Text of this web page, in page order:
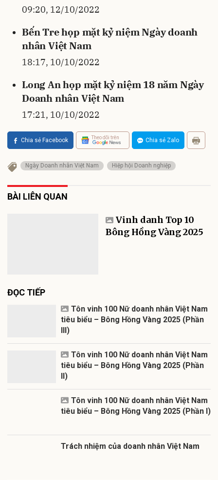
09:20, 12/10/2022
Bến Tre họp mặt kỷ niệm Ngày doanh
nhân Việt Nam
18:17, 10/10/2022
Long An họp mặt kỷ niệm 18 năm Ngày
Doanh nhân Việt Nam
17:21, 10/10/2022
Chia sẻ Facebook Theo dõi trên Chia sẻ Zalo
Ngày Doanh nhân Việt Nam Hiệp hội Doanh nghiệp
BÀI LIÊN QUAN
Vinh danh Top 10
Bông Hồng Vàng 2025
ĐỌC TIẾP
Tôn vinh 100 Nữ doanh nhân Việt Nam
tiêu biểu – Bông Hồng Vàng 2025 (Phần
III)
Tôn vinh 100 Nữ doanh nhân Việt Nam
tiêu biểu – Bông Hồng Vàng 2025 (Phần
II)
Tôn vinh 100 Nữ doanh nhân Việt Nam
tiêu biểu – Bông Hồng Vàng 2025 (Phần I)
Trách nhiệm của doanh nhân Việt Nam